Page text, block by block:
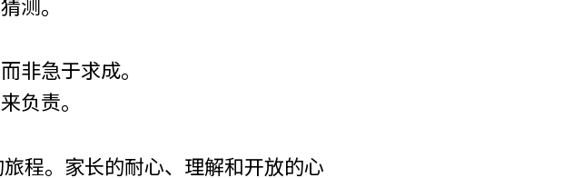
非急于求成。
负责。
程。家长的耐心、理解和开放的心